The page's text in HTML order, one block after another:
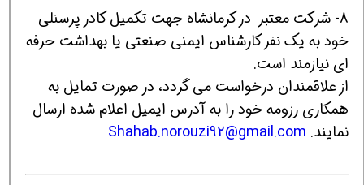
8- شرکت معتبر در کرمانشاه جهت تکمیل کادر پرسنلی
خود به یک نفر کارشناس ایمنی صنعتی یا بهداشت حرفه
ای نیازمند است.
از علاقمندان درخواست می گردد، در صورت تمایل به
همکاری رزومه خود را به آدرس ایمیل اعلام شده ارسال
نمایند. Shahab.norouzi92@gmail.com